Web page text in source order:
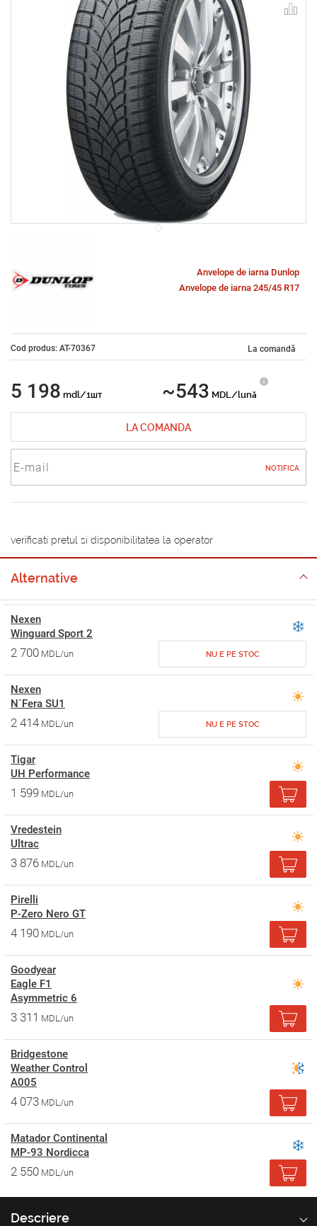
Anvelope de iarna Dunlop
Anvelope de iarna 245/45 R17
Cod produs: AT-70367 La comandă
5 198 mdl/1шт ~543 MDL/lună
LA COMANDA
NOTIFICA
verificati pretul si disponibilitatea la operator
Alternative
Nexen
Winguard Sport 2
2 700 MDL/un NU E PE STOC
Nexen
N`Fera SU1
2 414 MDL/un NU E PE STOC
Tigar
UH Performance
1 599 MDL/un
Vredestein
Ultrac
3 876 MDL/un
Pirelli
P-Zero Nero GT
4 190 MDL/un
Goodyear
Eagle F1
Asymmetric 6
3 311 MDL/un
Bridgestone
Weather Control
A005
4 073 MDL/un
Matador Continental
MP-93 Nordicca
2 550 MDL/un
Descriere